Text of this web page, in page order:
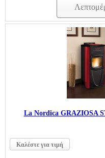
La Nordica GRAZIOSA
Καλέστε για τιμή